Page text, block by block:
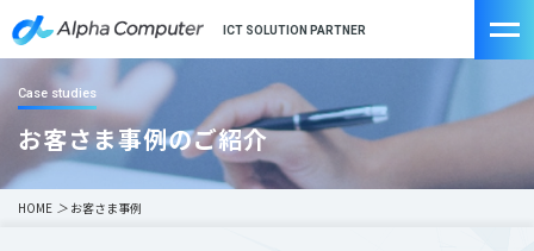
ICT SOLUTION PARTNER
Case studies
お客さま事例のご紹介
HOME ＞ お客さま事例